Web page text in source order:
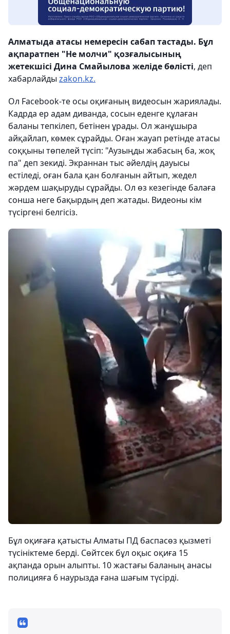
Алматыда атасы немересін сабап тастады. Бұл
ақпаратпен "Не молчи" қозғалысының
жетекшісі Дина Смайылова желіде бөлісті, деп
хабарлайды zakon.kz.
Ол Facebook-те осы оқиғаның видеосын жариялады.
Кадрда ер адам диванда, сосын еденге құлаған
баланы тепкілеп, бетінен ұрады. Ол жанұшыра
айқайлап, көмек сұрайды. Оған жауап ретінде атасы
соққыны төпелей түсіп: "Аузыңды жабасың ба, жоқ
па" деп зекиді. Экраннан тыс әйелдің дауысы
естіледі, оған бала қан болғанын айтып, жедел
жәрдем шақыруды сұрайды. Ол өз кезегінде балаға
сонша неге бақырдың деп жатады. Видеоны кім
түсіргені белгісіз.
Бұл оқиғаға қатысты Алматы ПД баспасөз қызметі
түсініктеме берді. Сөйтсек бұл оқыс оқиға 15
ақпанда орын алыпты. 10 жастағы баланың анасы
полицияға 6 наурызда ғана шағым түсірді.